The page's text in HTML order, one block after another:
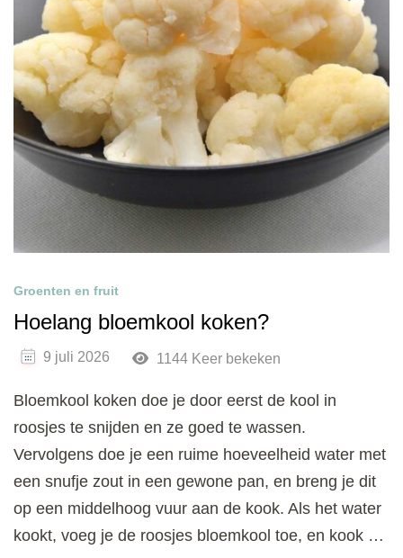
Groenten en fruit
Hoelang bloemkool koken?
9 juli 2026 1144 Keer bekeken
Bloemkool koken doe je door eerst de kool in
roosjes te snijden en ze goed te wassen.
Vervolgens doe je een ruime hoeveelheid water met
een snufje zout in een gewone pan, en breng je dit
op een middelhoog vuur aan de kook. Als het water
kookt, voeg je de roosjes bloemkool toe, en kook …